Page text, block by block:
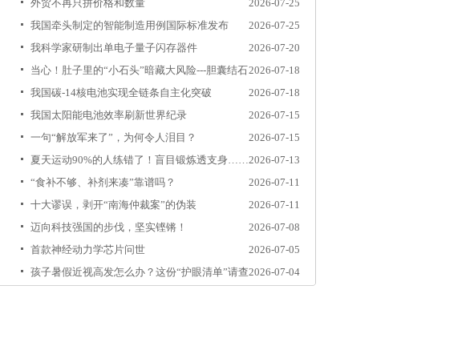
吗？
2026-07-25
外贸不再只拼价格和数量
2026-07-25
我国牵头制定的智能制造用例国际标准发布
2026-07-20
我科学家研制出单电子量子闪存器件
2026-07-18
当心！肚子里的“小石头”暗藏大风险---胆囊结石
2026-07-18
我国碳-14核电池实现全链条自主化突破
2026-07-15
我国太阳能电池效率刷新世界纪录
2026-07-15
一句“解放军来了”，为何令人泪目？
2026-07-13
夏天运动90%的人练错了！盲目锻炼透支身……
2026-07-11
“食补不够、补剂来凑”靠谱吗？
2026-07-11
十大谬误，剥开“南海仲裁案”的伪装
2026-07-08
迈向科技强国的步伐，坚实铿锵！
2026-07-05
首款神经动力学芯片问世
2026-07-04
孩子暑假近视高发怎么办？这份“护眼清单”请查